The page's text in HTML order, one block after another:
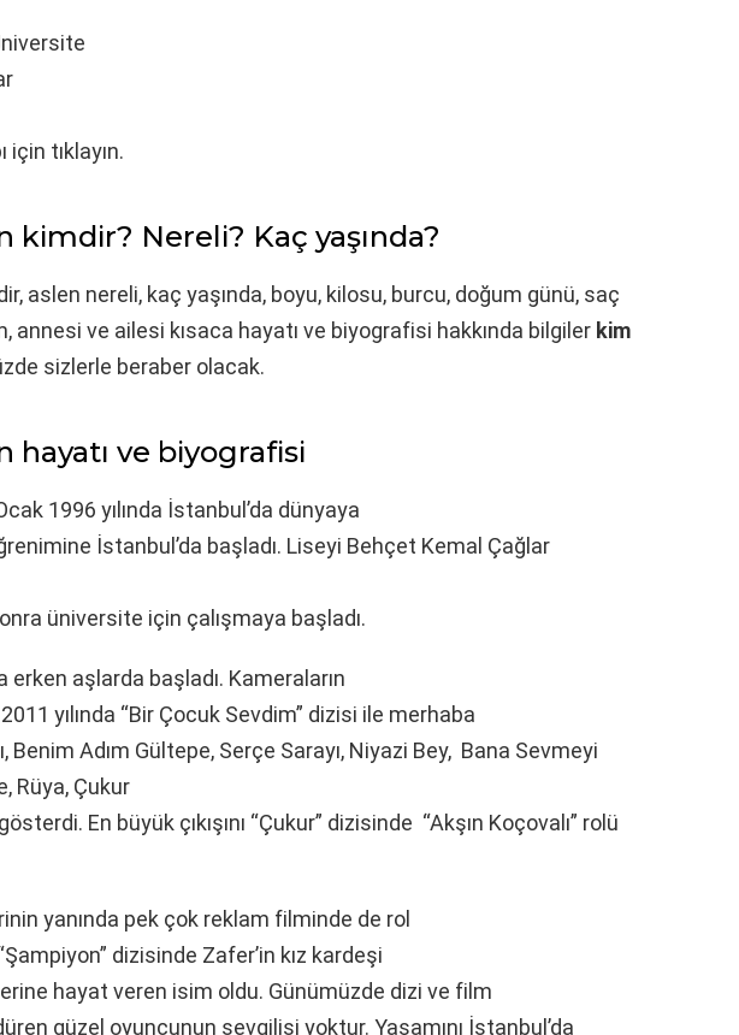
için tıklayın.
kimdir? Nereli? Kaç yaşında?
aslen nereli, kaç yaşında, boyu, kilosu, burcu, doğum günü, saç
annesi ve ailesi kısaca hayatı ve biyografisi hakkında bilgiler kim
sizlerle beraber olacak.
hayatı ve biyografisi
1996 yılında İstanbul’da dünyaya
İstanbul’da başladı. Liseyi Behçet Kemal Çağlar
üniversite için çalışmaya başladı.
erken aşlarda başladı. Kameraların
yılında “Bir Çocuk Sevdim” dizisi ile merhaba
Benim Adım Gültepe, Serçe Sarayı, Niyazi Bey, Bana Sevmeyi
Rüya, Çukur
En büyük çıkışını “Çukur” dizisinde “Akşın Koçovalı” rolü
yanında pek çok reklam filminde de rol
dizisinde Zafer’in kız kardeşi
hayat veren isim oldu. Günümüzde dizi ve film
güzel oyuncunun sevgilisi yoktur. Yaşamını İstanbul’da